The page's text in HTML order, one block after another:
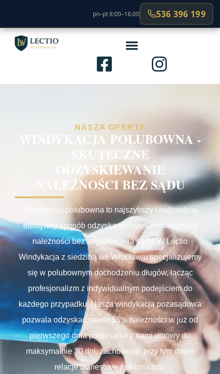
pn–pt 8:00–16:00 536 396 199
NASZA OFERTA
WINDYKACJA POLUBOWNA -
SKUTECZNE
ODZYSKIEWANIE
NALEŹNOŚCI BEZ SĄDU
Windykacja polubowna to najszybszy i najbardziej
efektywny sposób odzyskania przeterminowanych
należności bez angażowania sądu. W Lectio
Windykacja z siedzibą we Wrocławiu specjalizujemy
się w polubownym dochodzeniu długów, łącząc
profesjonalizm z indywidualnym podejściem do
każdego przypadku. Nasza windykacja pozasądowa
pozwala odzyskać nawet 85% należności w już od
pierwszego dnia podpisania z nami umowy do
maksymalnie 30 dni, zachowując przy tym dobre
relacje biznesowe z dłużnikami.